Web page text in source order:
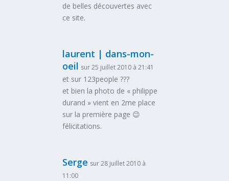
de belles découvertes avec
ce site.
laurent | dans-mon-
oeil sur 25 juillet 2010 à 21:41
et sur 123people ???
et bien la photo de « philippe
durand » vient en 2me place
sur la première page 😉
félicitations.
Serge sur 28 juillet 2010 à
11:00